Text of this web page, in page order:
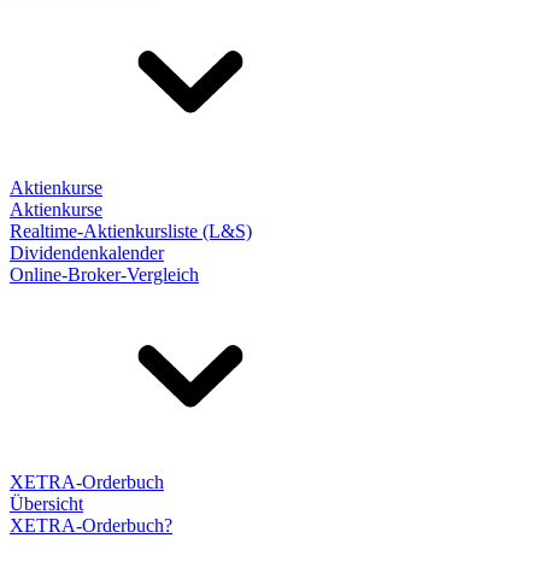
Aktienkurse
Aktienkurse
Realtime-Aktienkursliste (L&S)
Dividendenkalender
Online-Broker-Vergleich
XETRA-Orderbuch
Übersicht
XETRA-Orderbuch?